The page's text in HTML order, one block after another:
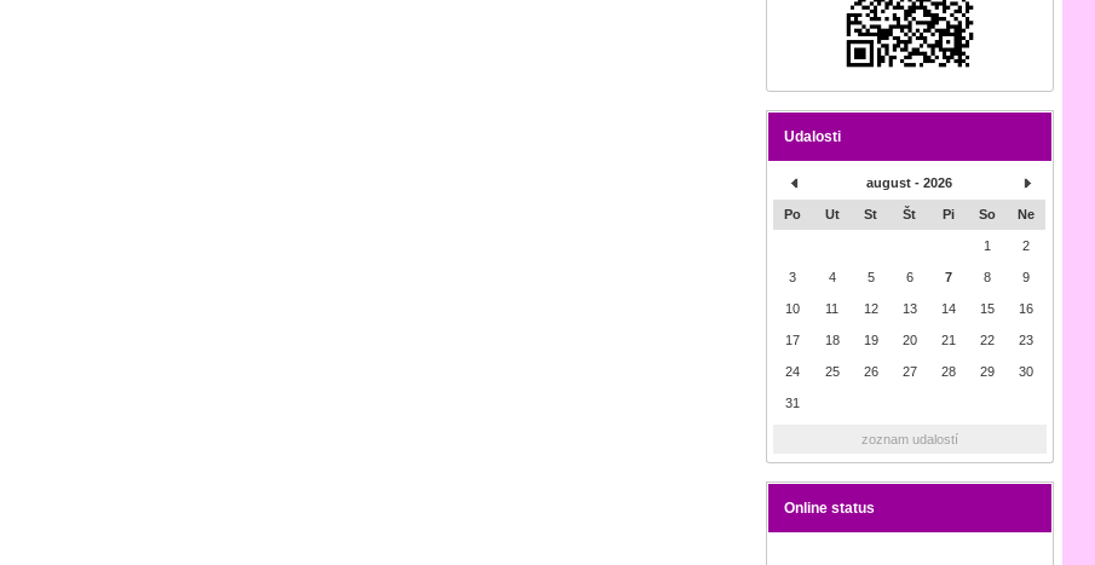
Udalosti
august - 2026
Po Ut St Št Pi So Ne
1 2
3 4 5 6 7 8 9
10 11 12 13 14 15 16
17 18 19 20 21 22 23
24 25 26 27 28 29 30
31
zoznam udalostí
Online status